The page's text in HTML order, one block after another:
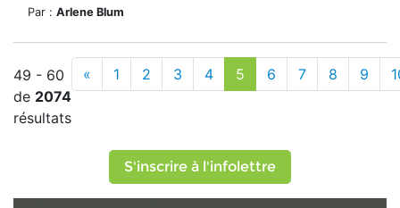
Par : Arlene Blum
49 - 60
de 2074
résultats
« 1 2 3 4 5 6 7 8 9
S'inscrire à l'infolettre